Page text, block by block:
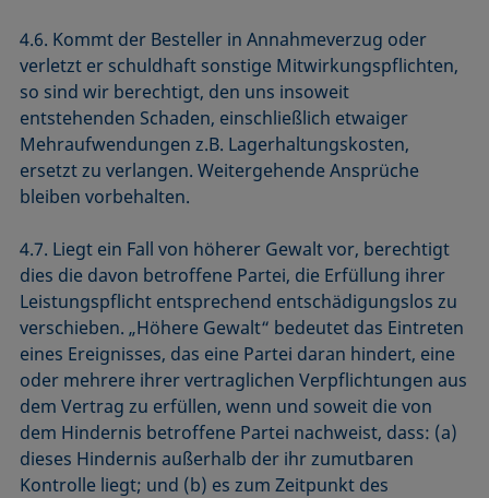
4.6. Kommt der Besteller in Annahmeverzug oder
verletzt er schuldhaft sonstige Mitwirkungspflichten,
so sind wir berechtigt, den uns insoweit
entstehenden Schaden, einschließlich etwaiger
Mehraufwendungen z.B. Lagerhaltungskosten,
ersetzt zu verlangen. Weitergehende Ansprüche
bleiben vorbehalten.
4.7. Liegt ein Fall von höherer Gewalt vor, berechtigt
dies die davon betroffene Partei, die Erfüllung ihrer
Leistungspflicht entsprechend entschädigungslos zu
verschieben. „Höhere Gewalt“ bedeutet das Eintreten
eines Ereignisses, das eine Partei daran hindert, eine
oder mehrere ihrer vertraglichen Verpflichtungen aus
dem Vertrag zu erfüllen, wenn und soweit die von
dem Hindernis betroffene Partei nachweist, dass: (a)
dieses Hindernis außerhalb der ihr zumutbaren
Kontrolle liegt; und (b) es zum Zeitpunkt des